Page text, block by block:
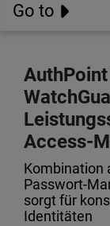
Go to
Access-
Kombination
Passwort-
sorgt für
Identitäten